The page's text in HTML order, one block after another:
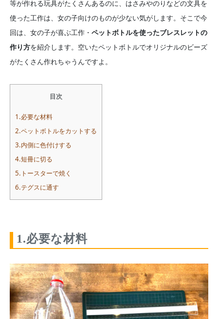
等が作れる玩具がたくさんあるのに、はさみやのりなどの文具を
使った工作は、女の子向けのものが少ない気がします。そこで今
回は、女の子が喜ぶ工作・ ペットボトルを使ったブレスレットの
作り方を紹介します。空いたペットボトルでオリジナルのビーズ
がたくさん作れちゃうんですよ。
目次
1.必要な材料
2.ペットボトルをカットする
3.内側に色付けする
4.短冊に切る
5.トースターで焼く
6.テグスに通す
1.必要な材料